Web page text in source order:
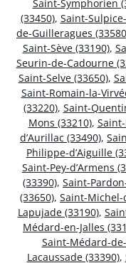
Saint-Symphorien
(33450), Saint-
de-Guilleragues
Saint-Sève (33190),
Seurin-de-Cadourne
Saint-Selve (33650),
Saint-Romain-la-
(33220), Saint-
Mons (33210),
d’Aurillac (33490),
Philippe-d’Aiguille
Saint-Pey-d’Armens
(33390), Saint-
(33650), Saint-Michel-
Lapujade (33190),
Médard-en-Jalles
Saint-Médard-
Lacaussade (33390),